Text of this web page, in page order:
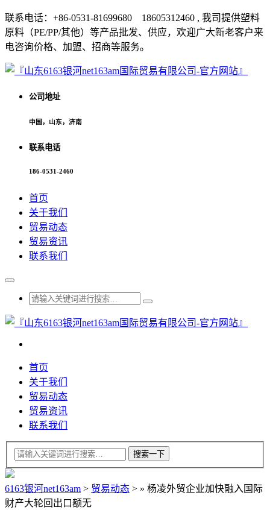
联系电话：+86-0531-81699680 18605312460 , 我司提供塑料
原料（PE/PP/其他）等产品批发、供应，欢迎广大新老客户来
电咨询价格、加盟、招商等服务。
公司地址
中国，山东，济南
联系电话
186-0531-2460
首页
关于我们
贸易动态
贸易资讯
联系我们
首页
关于我们
贸易动态
贸易资讯
联系我们
6163银河net163am > 贸易动态 > » 杨凌外贸企业加快融入国际
财产大轮回出口额无